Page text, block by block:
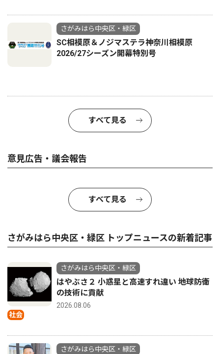
さがみはら中央区・緑区
SC相模原＆ノジマステラ神奈川相模原
2026/27シーズン開幕特別号
すべて見る
意見広告・議会報告
すべて見る
さがみはら中央区・緑区 トップニュースの新着記事
社会
さがみはら中央区・緑区
はやぶさ２ 小惑星と高速すれ違い 地球防衛
の技術に貢献
2026.08.06
さがみはら中央区・緑区